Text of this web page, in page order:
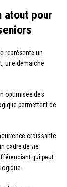
atout pour
représente un
une démarche
optimisée des
permettent de
croissante
cadre de vie
qui peut